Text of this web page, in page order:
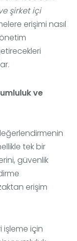
şirket içi
erişimi nasıl
ve
tek bir
güvenlik
erişim
işleme için